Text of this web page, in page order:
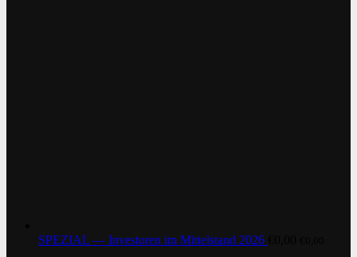
SPEZIAL — Investoren im Mittelstand 2026